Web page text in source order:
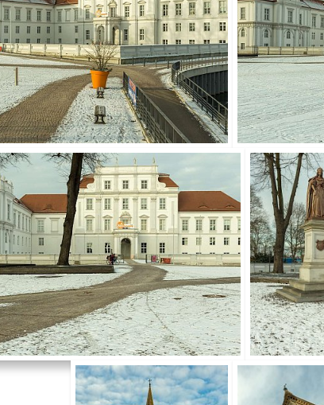
Bildarchiv wurde im Jahr 2021 durch die Beauftragte der
Programms NEUSTART KULTUR unterstützt.